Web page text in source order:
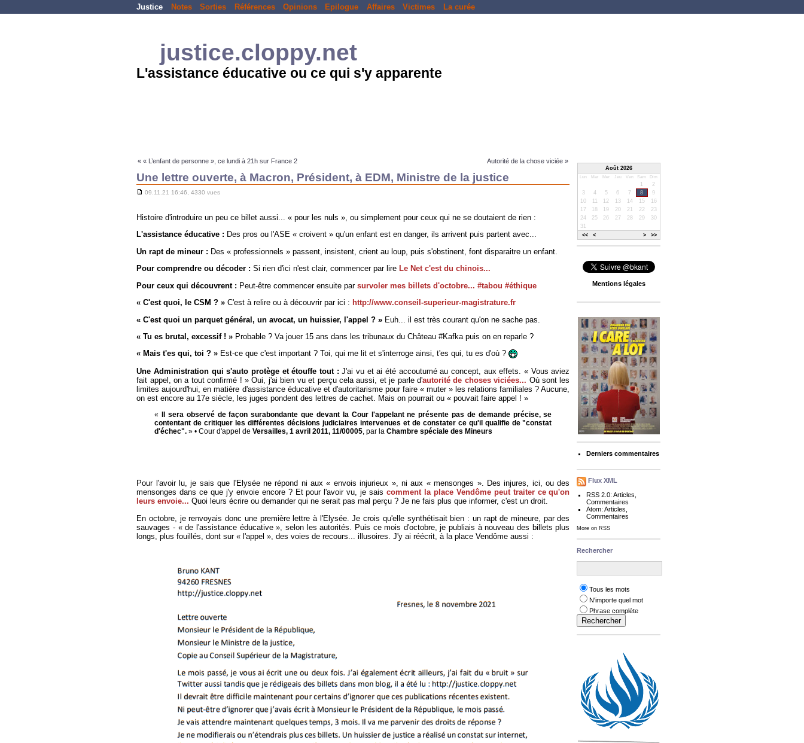
Justice Notes Sorties Références Opinions Epilogue Affaires Victimes La curée
justice.cloppy.net
L'assistance éducative ou ce qui s'y apparente
« « L’enfant de personne », ce lundi à 21h sur France 2 Autorité de la chose viciée »
Une lettre ouverte, à Macron, Président, à EDM, Ministre de la justice
09.11.21 16:46, 4330 vues
Histoire d'introduire un peu ce billet aussi... « pour les nuls », ou simplement pour ceux qui ne se doutaient de rien :
L'assistance éducative : Des pros ou l'ASE « croivent » qu'un enfant est en danger, ils arrivent puis partent avec...
Un rapt de mineur : Des « professionnels » passent, insistent, crient au loup, puis s'obstinent, font disparaitre un enfant.
Pour comprendre ou décoder : Si rien d'ici n'est clair, commencer par lire Le Net c'est du chinois...
Pour ceux qui découvrent : Peut-être commencer ensuite parsurvoler mes billets d'octobre... #tabou #éthique
« C'est quoi, le CSM ? » C'est à relire ou à découvrir par ici : http://www.conseil-superieur-magistrature.fr
« C'est quoi un parquet général, un avocat, un huissier, l'appel ? » Euh... il est très courant qu'on ne sache pas.
« Tu es brutal, excessif ! » Probable ? Va jouer 15 ans dans les tribunaux du Château #Kafka puis on en reparle ?
« Mais t'es qui, toi ? » Est-ce que c'est important ? Toi, qui me lit et s'interroge ainsi, t'es qui, tu es d'où ?
Une Administration qui s'auto protège et étouffe tout : J'ai vu et ai été accoutumé au concept, aux effets. « Vous aviez
fait appel, on a tout confirmé ! » Oui, j'ai bien vu et perçu cela aussi, et je parle d'autorité de choses viciées... Où sont les
limites aujourd'hui, en matière d'assistance éducative et d'autoritarisme pour faire « muter » les relations familiales ? Aucune,
on est encore au 17e siècle, les juges pondent des lettres de cachet. Mais on pourrait ou « pouvait faire appel ! »
«
Il sera observé de façon surabondante que devant la Cour l'appelant ne présente pas de demande précise, se
contentant de critiquer les différentes décisions judiciaires intervenues et de constater ce qu'il qualifie de "constat
d'échec". » • Cour d'appel deVersailles, 1 avril 2011, 11/00005, par laChambre spéciale des Mineurs
Pour l'avoir lu, je sais que l'Elysée ne répond ni aux « envois injurieux », ni aux « mensonges ». Des injures, ici, ou des
mensonges dans ce que j'y envoie encore ? Et pour l'avoir vu, je saiscomment la place Vendôme peut traiter ce qu'on
leurs envoie... Quoi leurs écrire ou demander qui ne serait pas mal perçu ? Je ne fais plus que informer, c'est un droit.
En octobre, je renvoyais donc une première lettre à l'Elysée. Je crois qu'elle synthétisait bien : un rapt de mineure, par des
sauvages - « de l'assistance éducative », selon les autorités. Puis ce mois d'octobre, je publiais à nouveau des billets plus
longs, plus fouillés, dont sur « l'appel », des voies de recours... illusoires. J'y ai réécrit, à la place Vendôme aussi :
Août 2026
Lun Mar Mer Jeu Ven Sam Dim
<< < > >>
1
2
3
4 5 6 7 8
9
10
11 12 13 14 15
16
17
18 19 20 21 22
23
24
25 26 27 28 29
30
31
Mentions légales
Derniers commentaires
Flux XML
RSS 2.0:Articles,
Commentaires
Atom:Articles,
Commentaires
More on RSS
Rechercher
Tous les mots
N'importe quel mot
Phrase complète